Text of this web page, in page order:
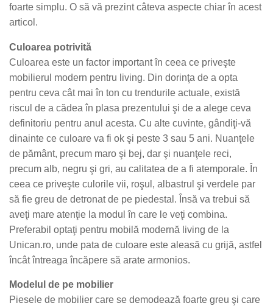
foarte simplu. O să vă prezint câteva aspecte chiar în acest
articol.
Culoarea potrivită
Culoarea este un factor important în ceea ce priveşte
mobilierul modern pentru living. Din dorinţa de a opta
pentru ceva cât mai în ton cu trendurile actuale, există
riscul de a cădea în plasa prezentului şi de a alege ceva
definitoriu pentru anul acesta. Cu alte cuvinte, gândiţi-vă
dinainte ce culoare va fi ok şi peste 3 sau 5 ani. Nuanţele
de pământ, precum maro şi bej, dar şi nuanţele reci,
precum alb, negru şi gri, au calitatea de a fi atemporale. În
ceea ce priveşte culorile vii, roşul, albastrul şi verdele par
să fie greu de detronat de pe piedestal. Însă va trebui să
aveţi mare atenţie la modul în care le veţi combina.
Preferabil optaţi pentru mobilă modernă living de la
Unican.ro, unde pata de culoare este aleasă cu grijă, astfel
încât întreaga încăpere să arate armonios.
Modelul de pe mobilier
Piesele de mobilier care se demodează foarte greu şi care